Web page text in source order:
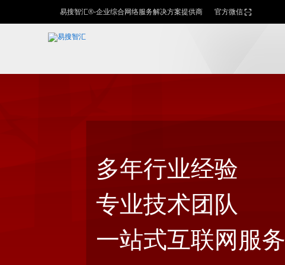
易搜智汇®-企业综合网络服务解决方案提供商 官方微信
多年行业经验
专业技术团队
一站式互联网服务